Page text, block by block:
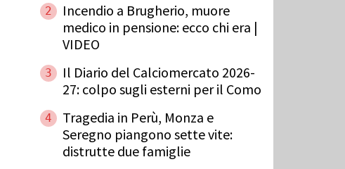
2
Incendio a Brugherio, muore
medico in pensione: ecco chi era |
VIDEO
3
Il Diario del Calciomercato 2026-
27: colpo sugli esterni per il Como
4
Tragedia in Perù, Monza e
Seregno piangono sette vite:
distrutte due famiglie